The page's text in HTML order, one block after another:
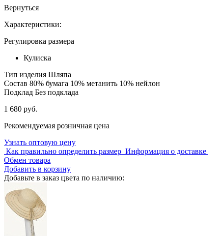
Вернуться
Характеристики:
Регулировка размера
Кулиска
Тип изделия Шляпа
Состав 80% бумага 10% метанить 10% нейлон
Подклад Без подклада
1 680 руб.
Рекомендуемая розничная цена
Узнать оптовую цену
Как правильно определить размер Информация о доставке
Обмен товара
Добавить в корзину
Добавьте в заказ цвета по наличию: